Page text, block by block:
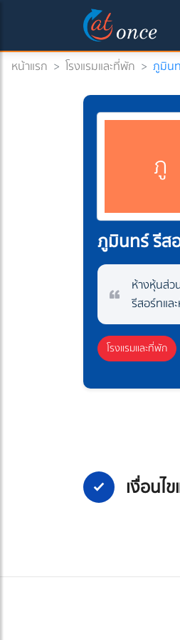
หน้าแรก > โรงแรมและที่พัก > ภูมิน
ภู
ภูมินทร์ รีส
ห้างหุ้นส่ว
รีสอร์ทแล
โรงแรมและที่พัก
เงื่อนไ